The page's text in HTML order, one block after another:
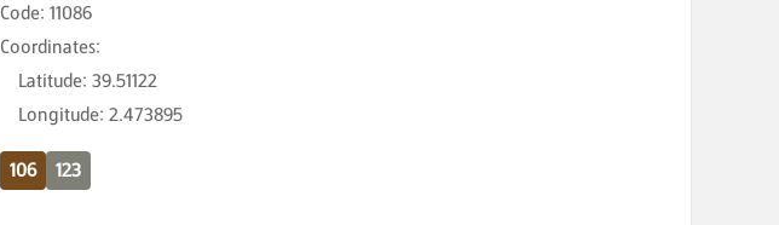
Code: 11086
Coordinates:
Latitude: 39.51122
Longitude: 2.473895
106 123